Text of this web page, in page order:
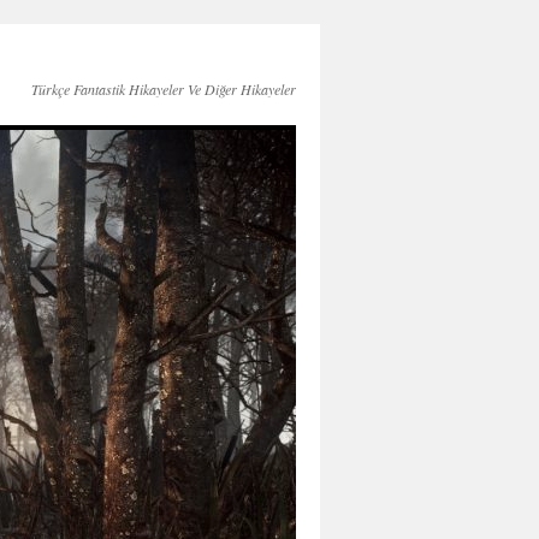
Türkçe Fantastik Hikayeler Ve Diğer Hikayeler